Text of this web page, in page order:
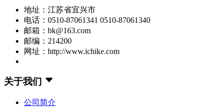
地址：江苏省宜兴市
电话：0510-87061341 0510-87061340
邮箱：bk@163.com
邮编：214200
网址：http://www.ichike.com
关于我们
公司简介